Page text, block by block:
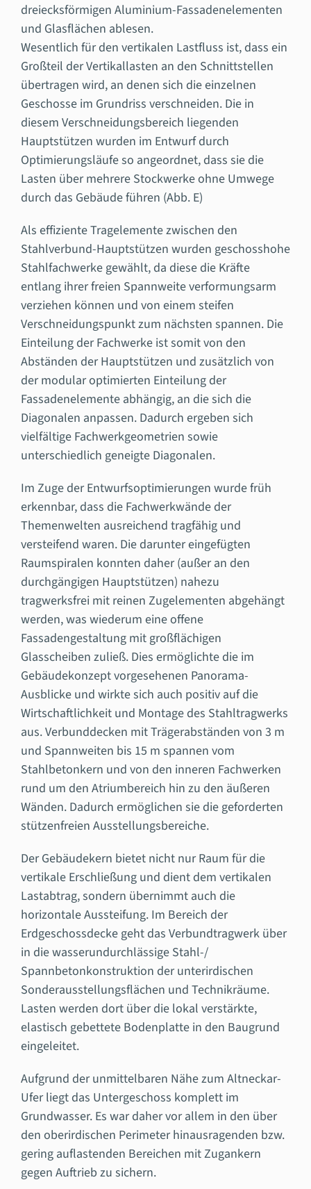
dreiecksförmigen Aluminium-Fassadenelementen
und Glasflächen ablesen.
Wesentlich für den vertikalen Lastfluss ist, dass ein
Großteil der Vertikallasten an den Schnittstellen
übertragen wird, an denen sich die einzelnen
Geschosse im Grundriss verschneiden. Die in
diesem Verschneidungsbereich liegenden
Hauptstützen wurden im Entwurf durch
Optimierungsläufe so angeordnet, dass sie die
Lasten über mehrere Stockwerke ohne Umwege
durch das Gebäude führen (Abb. E)
Als effiziente Tragelemente zwischen den
Stahlverbund-Hauptstützen wurden geschosshohe
Stahlfachwerke gewählt, da diese die Kräfte
entlang ihrer freien Spannweite verformungsarm
verziehen können und von einem steifen
Verschneidungspunkt zum nächsten spannen. Die
Einteilung der Fachwerke ist somit von den
Abständen der Hauptstützen und zusätzlich von
der modular optimierten Einteilung der
Fassadenelemente abhängig, an die sich die
Diagonalen anpassen. Dadurch ergeben sich
vielfältige Fachwerkgeometrien sowie
unterschiedlich geneigte Diagonalen.
Im Zuge der Entwurfsoptimierungen wurde früh
erkennbar, dass die Fachwerkwände der
Themenwelten ausreichend tragfähig und
versteifend waren. Die darunter eingefügten
Raumspiralen konnten daher (außer an den
durchgängigen Hauptstützen) nahezu
tragwerksfrei mit reinen Zugelementen abgehängt
werden, was wiederum eine offene
Fassadengestaltung mit großflächigen
Glasscheiben zuließ. Dies ermöglichte die im
Gebäudekonzept vorgesehenen Panorama-
Ausblicke und wirkte sich auch positiv auf die
Wirtschaftlichkeit und Montage des Stahltragwerks
aus. Verbunddecken mit Trägerabständen von 3 m
und Spannweiten bis 15 m spannen vom
Stahlbetonkern und von den inneren Fachwerken
rund um den Atriumbereich hin zu den äußeren
Wänden. Dadurch ermöglichen sie die geforderten
stützenfreien Ausstellungsbereiche.
Der Gebäudekern bietet nicht nur Raum für die
vertikale Erschließung und dient dem vertikalen
Lastabtrag, sondern übernimmt auch die
horizontale Aussteifung. Im Bereich der
Erdgeschossdecke geht das Verbundtragwerk über
in die wasserundurchlässige Stahl-/
Spannbetonkonstruktion der unterirdischen
Sonderausstellungsflächen und Technikräume.
Lasten werden dort über die lokal verstärkte,
elastisch gebettete Bodenplatte in den Baugrund
eingeleitet.
Aufgrund der unmittelbaren Nähe zum Altneckar-
Ufer liegt das Untergeschoss komplett im
Grundwasser. Es war daher vor allem in den über
den oberirdischen Perimeter hinausragenden bzw.
gering auflastenden Bereichen mit Zugankern
gegen Auftrieb zu sichern.